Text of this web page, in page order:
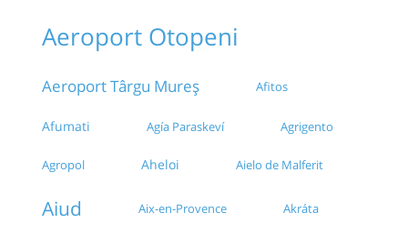
Statia Piata Chibrit
Hotel Basarab
Acum de la Muzeul CFR
Autogara GSM Trans (Baldovin Parcalabul)
Autogara Perla Trans-Bosfor Turizm
Aeroport Otopeni
Aeroport Târgu Mureș Afitos
Afumati Agía Paraskeví Agrigento
Agropol Aheloi Aielo de Malferit
Aiud Aix-en-Provence Akráta